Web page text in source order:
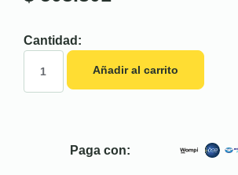
Cantidad:
Añadir al carrito
Paga con: